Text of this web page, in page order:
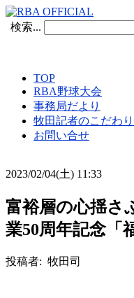
検索...
TOP
RBA野球大会
事務局だより
牧田記者のこだわ
お問い合せ
2023/02/04(土) 11:33
富裕層の心揺さ
業50周年記念「
投稿者: 牧田司